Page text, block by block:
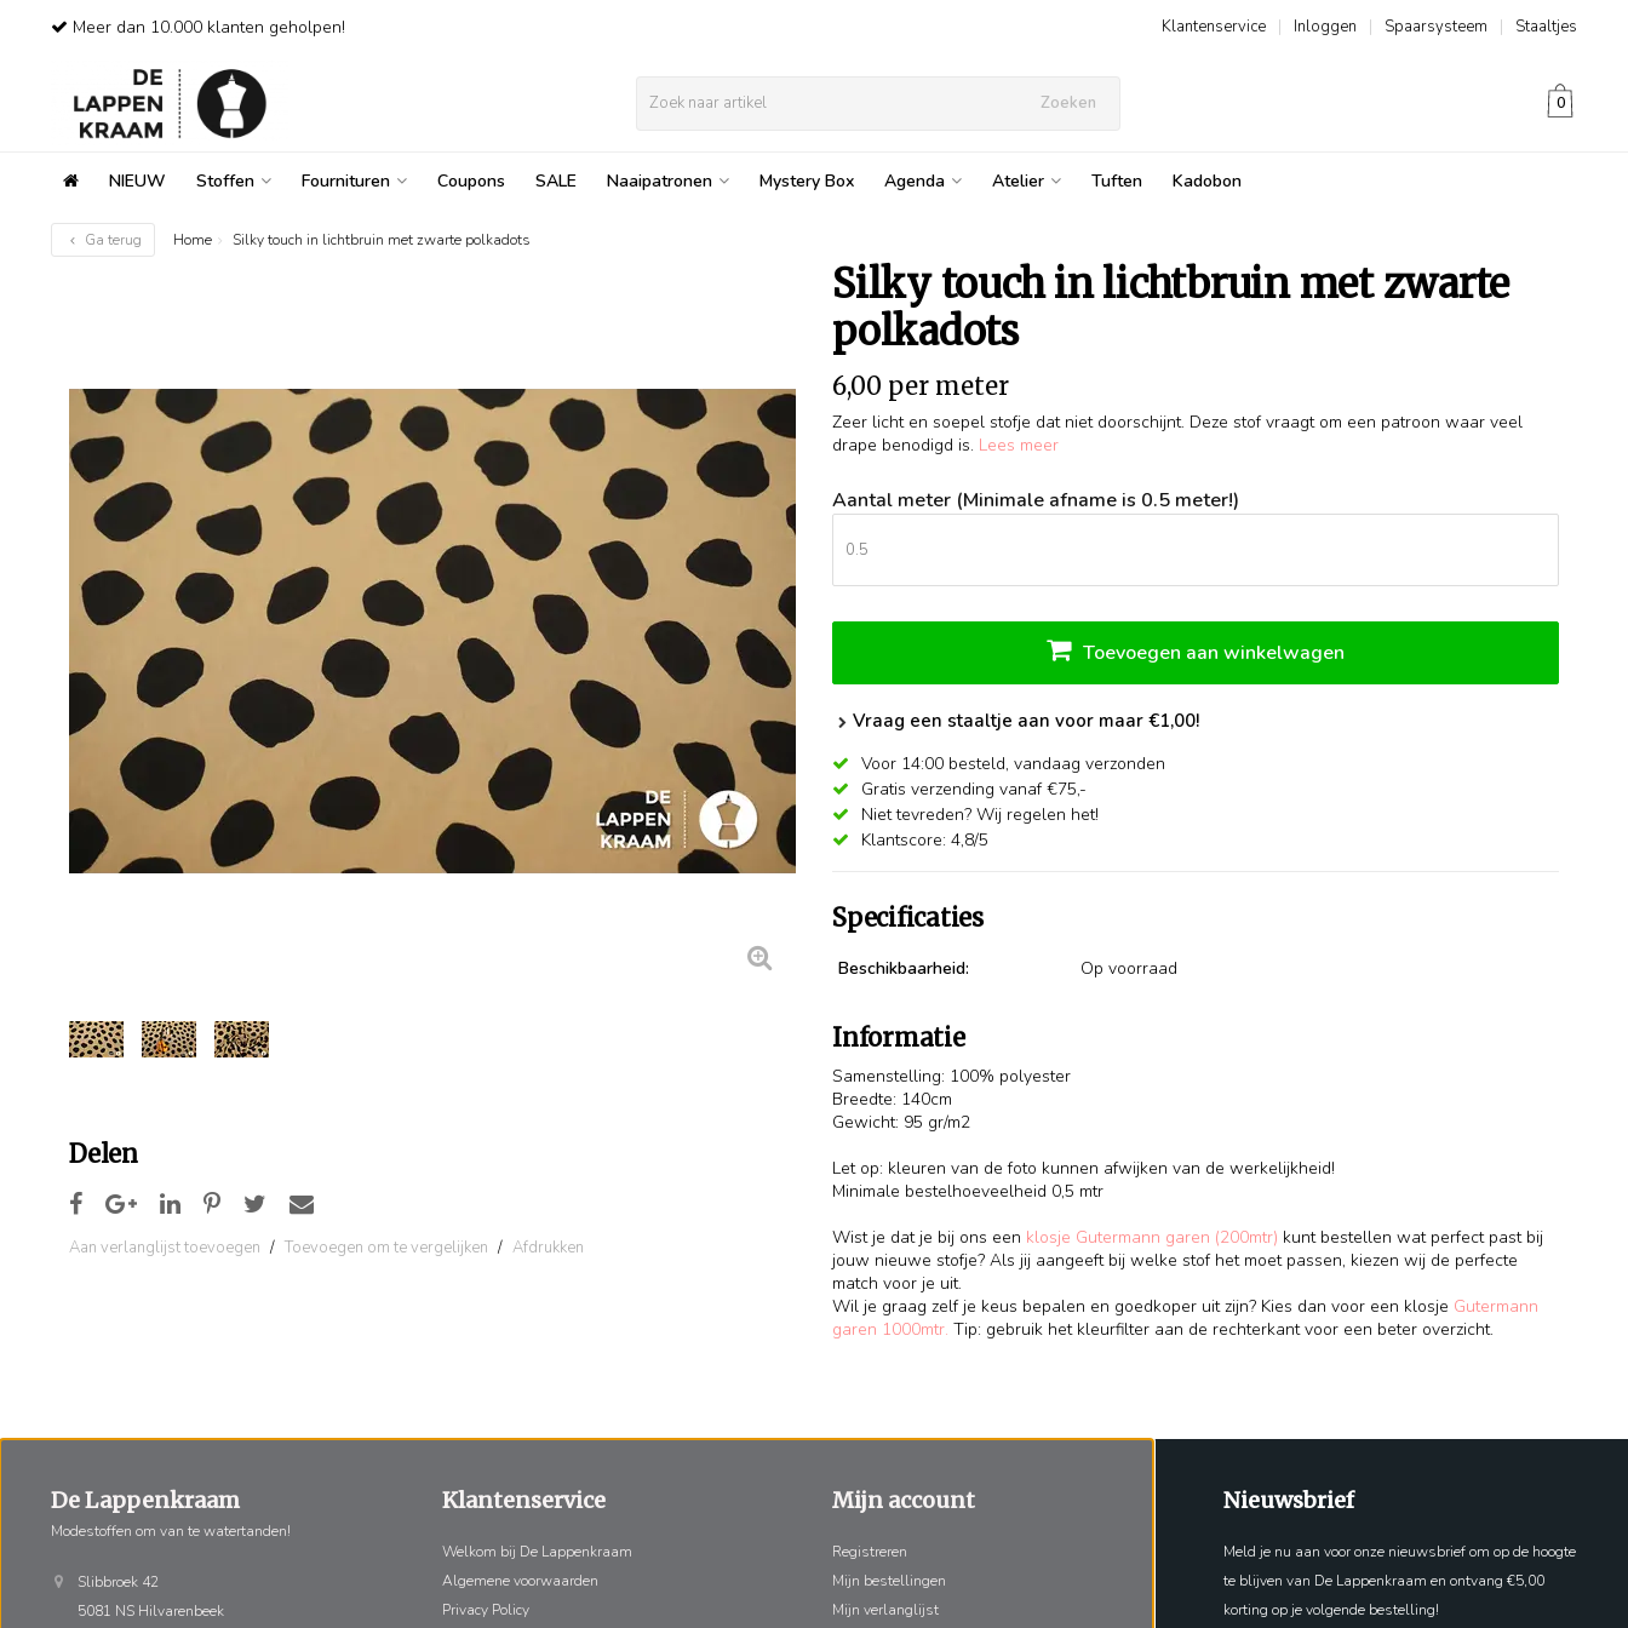
Meer dan 10.000 klanten geholpen! Staaltjes
|
Spaarsysteem
|
Inloggen
|
Klantenservice
Zoeken 0
NIEUW Stoffen Fournituren Coupons SALE Naaipatronen Mystery Box Agenda Atelier Tuften Kadobon
Ga terug Home Silky touch in lichtbruin met zwarte polkadots
Delen
Aan verlanglijst toevoegen / Toevoegen om te vergelijken / Afdrukken
Silky touch in lichtbruin met zwarte
polkadots
6,00 per meter
Zeer licht en soepel stofje dat niet doorschijnt. Deze stof vraagt om een patroon waar veel
drape benodigd is. Lees meer
Aantal meter (Minimale afname is 0.5 meter!)
Toevoegen aan winkelwagen
Vraag een staaltje aan voor maar €1,00!
Voor 14:00 besteld, vandaag verzonden
Gratis verzending vanaf €75,-
Niet tevreden? Wij regelen het!
Klantscore: 4,8/5
Specificaties
Beschikbaarheid: Op voorraad
Informatie
Samenstelling: 100% polyester
Breedte: 140cm
Gewicht: 95 gr/m2
Let op: kleuren van de foto kunnen afwijken van de werkelijkheid!
Minimale bestelhoeveelheid 0,5 mtr
Wist je dat je bij ons een klosje Gutermann garen (200mtr) kunt bestellen wat perfect past bij
jouw nieuwe stofje? Als jij aangeeft bij welke stof het moet passen, kiezen wij de perfecte
match voor je uit.
Wil je graag zelf je keus bepalen en goedkoper uit zijn? Kies dan voor een klosje Gutermann
garen 1000mtr. Tip: gebruik het kleurfilter aan de rechterkant voor een beter overzicht.
De Lappenkraam
Modestoffen om van te watertanden!
Slibbroek 42
5081 NS Hilvarenbeek
Klantenservice
Welkom bij De Lappenkraam
Algemene voorwaarden
Privacy Policy
Mijn account
Registreren
Mijn bestellingen
Mijn verlanglijst
Nieuwsbrief
Meld je nu aan voor onze nieuwsbrief om op de hoogte
te blijven van De Lappenkraam en ontvang €5,00
korting op je volgende bestelling!